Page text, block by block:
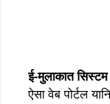
ई-मुलाकात सिस्टम
ऐसा वेब पोर्टल